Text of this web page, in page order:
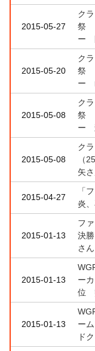
2015-05-27
ク
祭
ー
2015-05-20
ク
祭
ー
2015-05-08
ク
祭
ー
2015-05-08
ク
（
矢
2015-04-27
「
炎、
2015-01-13
フ
決
さん
2015-01-13
ー
位
2015-01-13
ー
ド